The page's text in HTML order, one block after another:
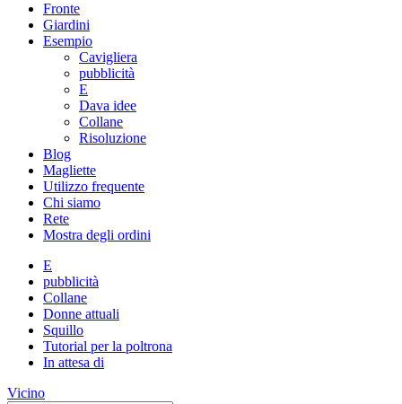
Fronte
Giardini
Esempio
Cavigliera
pubblicità
E
Dava idee
Collane
Risoluzione
Blog
Magliette
Utilizzo frequente
Chi siamo
Rete
Mostra degli ordini
E
pubblicità
Collane
Donne attuali
Squillo
Tutorial per la poltrona
In attesa di
Vicino